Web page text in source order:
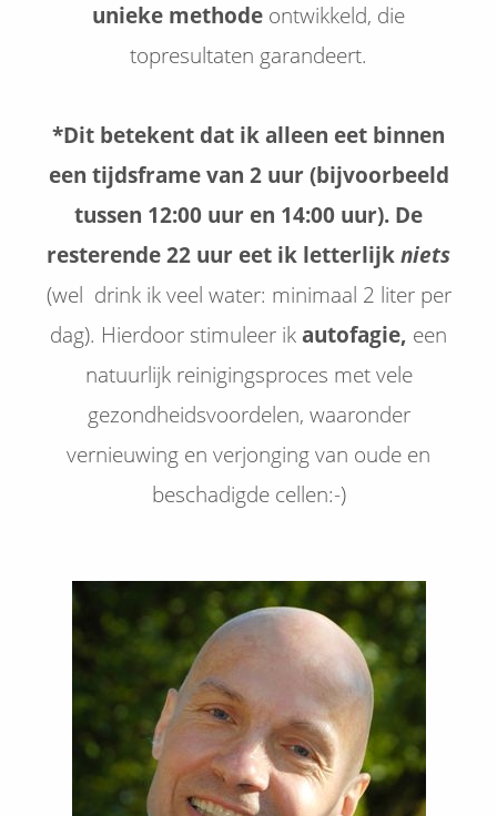
unieke methode ontwikkeld, die
topresultaten garandeert.
*Dit betekent dat ik alleen eet binnen
een tijdsframe van 2 uur (bijvoorbeeld
tussen 12:00 uur en 14:00 uur). De
resterende 22 uur eet ik letterlijkniets
(wel drink ik veel water: minimaal 2 liter per
dag). Hierdoor stimuleer ikautofagie, een
natuurlijk reinigingsproces met vele
gezondheidsvoordelen, waaronder
vernieuwing en verjonging van oude en
beschadigde cellen:-)